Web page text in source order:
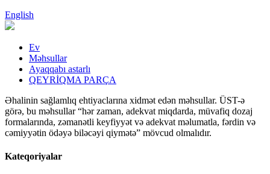
English
Ev
Məhsullar
Ayaqqabı astarlı
QEYRİQMA PARÇA
Əhalinin sağlamlıq ehtiyaclarına xidmət edən məhsullar. ÜST-ə
görə, bu məhsullar “hər zaman, adekvat miqdarda, müvafiq dozaj
formalarında, zəmanətli keyfiyyət və adekvat məlumatla, fərdin və
cəmiyyətin ödəyə biləcəyi qiymətə” mövcud olmalıdır.
Kateqoriyalar